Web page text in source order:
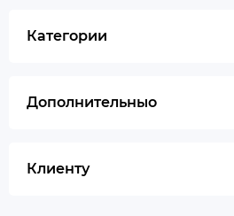
Категории
Дополнительныо
Клиенту